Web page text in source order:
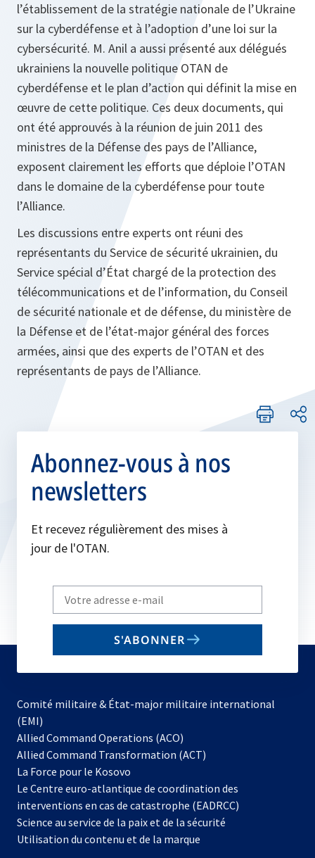
l’établissement de la stratégie nationale de l’Ukraine
sur la cyberdéfense et à l’adoption d’une loi sur la
cybersécurité. M. Anil a aussi présenté aux délégués
ukrainiens la nouvelle politique OTAN de
cyberdéfense et le plan d’action qui définit la mise en
œuvre de cette politique. Ces deux documents, qui
ont été approuvés à la réunion de juin 2011 des
ministres de la Défense des pays de l’Alliance,
exposent clairement les efforts que déploie l’OTAN
dans le domaine de la cyberdéfense pour toute
l’Alliance.
Les discussions entre experts ont réuni des
représentants du Service de sécurité ukrainien, du
Service spécial d’État chargé de la protection des
télécommunications et de l’information, du Conseil
de sécurité nationale et de défense, du ministère de
la Défense et de l’état-major général des forces
armées, ainsi que des experts de l’OTAN et des
représentants de pays de l’Alliance.
Abonnez-vous à nos
newsletters
Et recevez régulièrement des mises à
jour de l'OTAN.
Write
your
email
S'ABONNER
Comité militaire & État-major militaire international
(EMI)
Allied Command Operations (ACO)
dans
nouvel
onglet
Allied Command Transformation (ACT)
La Force pour le Kosovo
dans
un
nouvel
onglet
Le Centre euro-atlantique de coordination des
interventions en cas de catastrophe (EADRCC)
Science au service de la paix et de la sécurité
Utilisation du contenu et de la marque